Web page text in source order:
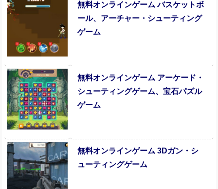
無料オンラインゲーム バスケットボ
ール、アーチャー・シューティング
ゲーム
無料オンラインゲーム アーケード・
シューティングゲーム、宝石パズル
ゲーム
無料オンラインゲーム 3Dガン・シ
ューティングゲーム